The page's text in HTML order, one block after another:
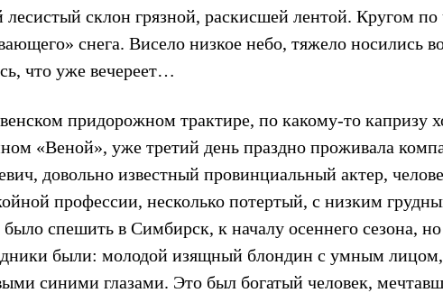
лесистый склон грязной, раскисшей лентой. Кругом
снега. Висело низкое небо, тяжело носились
что уже вечереет…
придорожном трактире, по какому-то капризу
«Веной», уже третий день праздно проживала
довольно известный провинциальный актер,
профессии, несколько потертый, с низким
спешить в Симбирск, к началу осеннего сезона,
были: молодой изящный блондин с умным лицом,
синими глазами. Это был богатый человек,